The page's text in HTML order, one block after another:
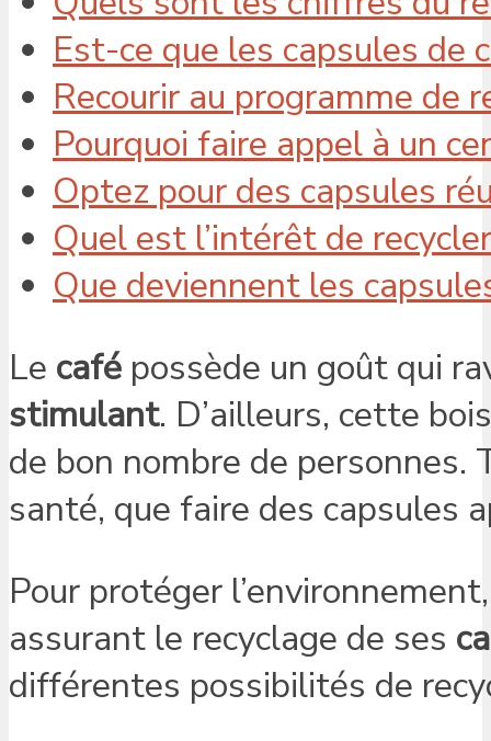
Est-ce que les capsules de
Recourir au programme de
Pourquoi faire appel à un
Optez pour des capsules
Quel est l’intérêt de
Que deviennent les
Le café possède un goût qui
stimulant. D’ailleurs, cette
de bon nombre de personnes.
santé, que faire des capsules
Pour protéger
assurant le recyclage de ses
différentes possibilités de